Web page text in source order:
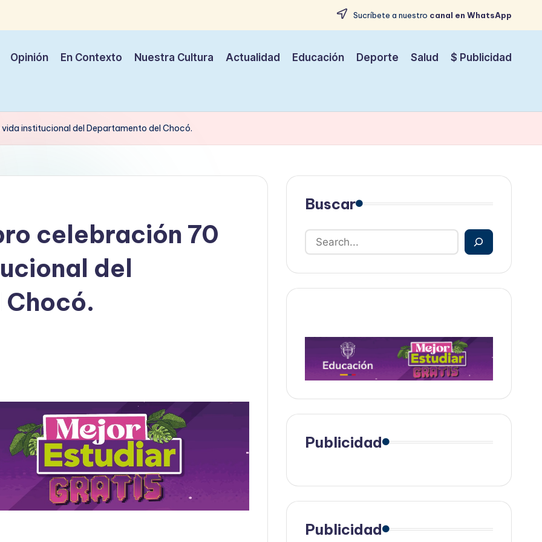
Sucríbete a nuestro canal en WhatsApp
Opinión En Contexto Nuestra Cultura Actualidad Educación Deporte Salud $ Publicidad
institucional del Departamento del Chocó.
celebración 70
del
Buscar
Publicidad
Publicidad